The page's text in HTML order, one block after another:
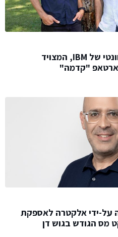
לראשונה בעולם: מחשב קוונטי של IBM, המצויד
"קדמה"
על-ידי אלקטרה לאספקת
מס הגודש בגוש דן